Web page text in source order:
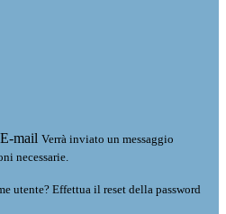
E-mail Verrà inviato un messaggio
necessarie.
utente? Effettua il reset della password